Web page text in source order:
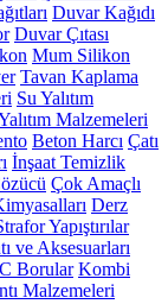
Duvar Kağıdı
Duvar Çıtası
Mum Silikon
Tavan Kaplama
Su Yalıtım
Malzemeleri
Beton Harcı Çatı
İnşaat Temizlik
Çok Amaçlı
Derz
Yapıştırılar
ve Aksesuarları
Borular Kombi
Malzemeleri